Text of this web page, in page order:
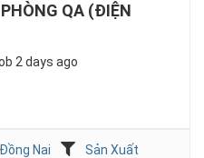
QA (ĐIỆN
2 days ago
Đồng Nai
Sản Xuất